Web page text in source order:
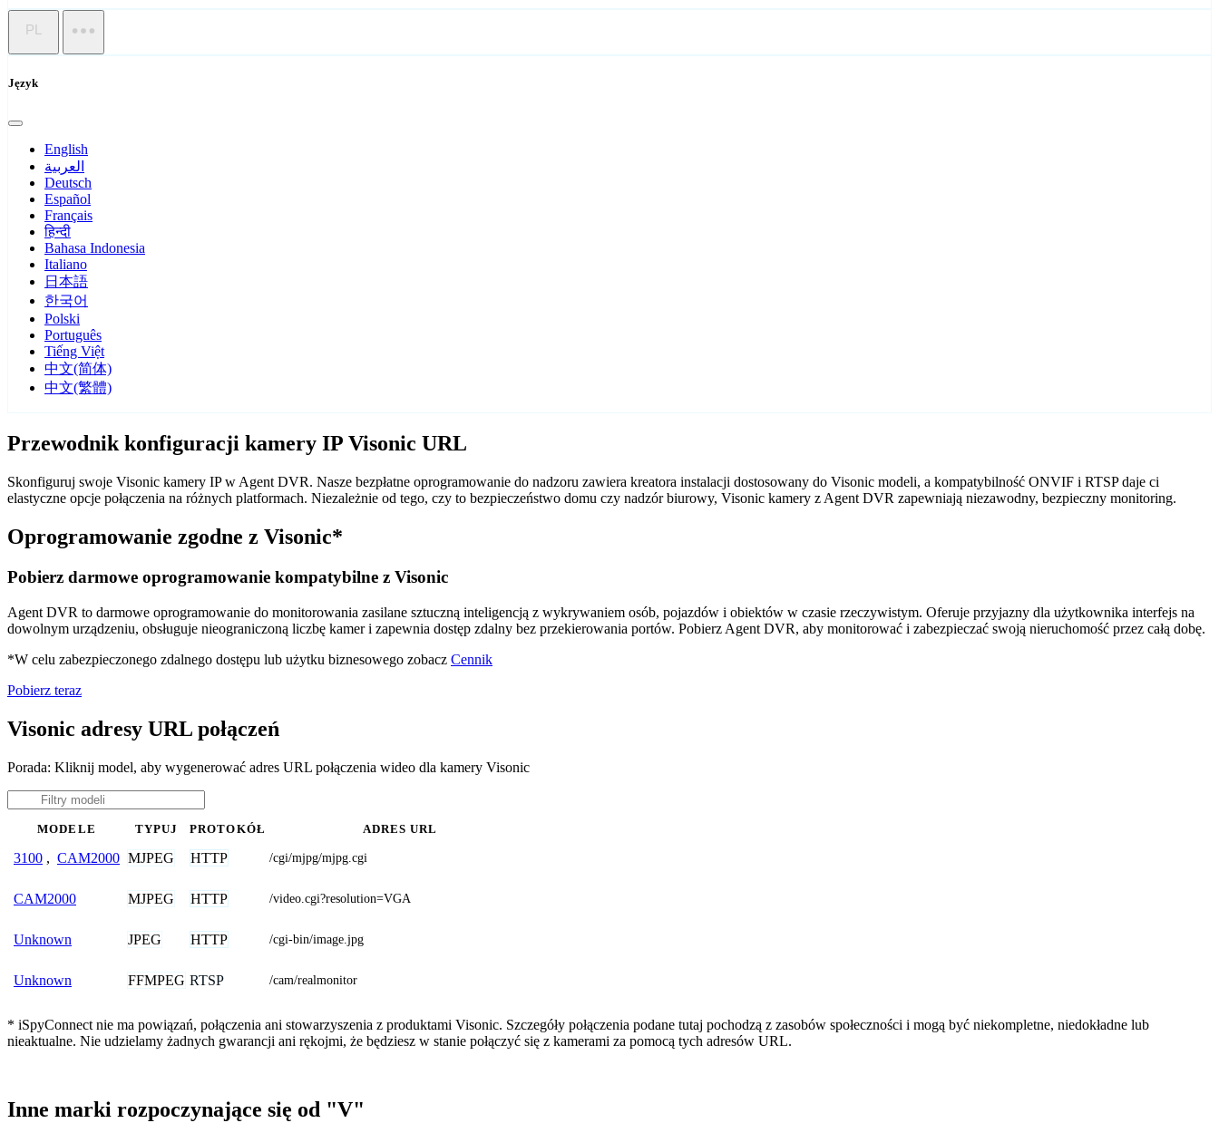
PL
Język
English
العربية
Deutsch
Español
Français
हिन्दी
Bahasa Indonesia
Italiano
日本語
한국어
Polski
Português
Tiếng Việt
中文(简体)
中文(繁體)
Przewodnik konfiguracji kamery IP Visonic URL
Skonfiguruj swoje Visonic kamery IP w Agent DVR. Nasze bezpłatne oprogramowanie do nadzoru zawiera kreatora instalacji dostosowany do Visonic modeli, a kompatybilność ONVIF i RTSP daje ci
elastyczne opcje połączenia na różnych platformach. Niezależnie od tego, czy to bezpieczeństwo domu czy nadzór biurowy, Visonic kamery z Agent DVR zapewniają niezawodny, bezpieczny monitoring.
Oprogramowanie zgodne z Visonic*
Pobierz darmowe oprogramowanie kompatybilne z Visonic
Agent DVR to darmowe oprogramowanie do monitorowania zasilane sztuczną inteligencją z wykrywaniem osób, pojazdów i obiektów w czasie rzeczywistym. Oferuje przyjazny dla użytkownika interfejs na
dowolnym urządzeniu, obsługuje nieograniczoną liczbę kamer i zapewnia dostęp zdalny bez przekierowania portów. Pobierz Agent DVR, aby monitorować i zabezpieczać swoją nieruchomość przez całą dobę.
*W celu zabezpieczonego zdalnego dostępu lub użytku biznesowego zobacz Cennik
Pobierz teraz
Visonic adresy URL połączeń
Porada: Kliknij model, aby wygenerować adres URL połączenia wideo dla kamery Visonic
MODELE TYPUJ PROTOKÓŁ ADRES URL
3100 , CAM2000 MJPEG HTTP /cgi/mjpg/mjpg.cgi
CAM2000 MJPEG HTTP /video.cgi?resolution=VGA
Unknown JPEG HTTP /cgi-bin/image.jpg
Unknown FFMPEG RTSP /cam/realmonitor
* iSpyConnect nie ma powiązań, połączenia ani stowarzyszenia z produktami Visonic. Szczegóły połączenia podane tutaj pochodzą z zasobów społeczności i mogą być niekompletne, niedokładne lub
nieaktualne. Nie udzielamy żadnych gwarancji ani rękojmi, że będziesz w stanie połączyć się z kamerami za pomocą tych adresów URL.
Inne marki rozpoczynające się od "V"